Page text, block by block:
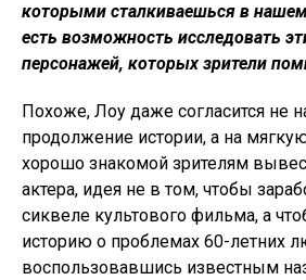
которыми сталкиваешься в
есть возможность исследовать
персонажей, которых зрители
Похоже, Лоу даже согласится не
продолжение истории, а на
хорошо знакомой зрителям
актера, идея не в том, чтобы
сиквеле культового фильма, а
историю о проблемах 60-летних
воспользовавшись известным